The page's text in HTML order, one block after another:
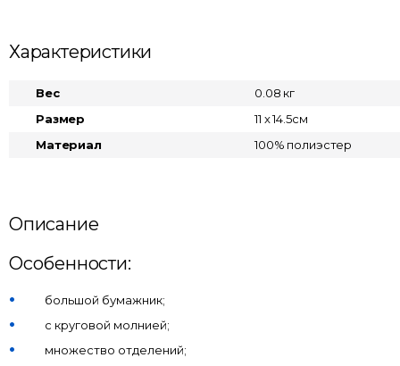
Характеристики
Вес
0.08 кг
Размер
11 x 14.5см
Материал
100% полиэстер
Описание
Особенности:
большой бумажник;
с круговой молнией;
множество отделений;